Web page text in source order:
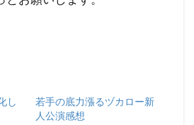
し
若手の底力漲るヅカロー新
人公演感想